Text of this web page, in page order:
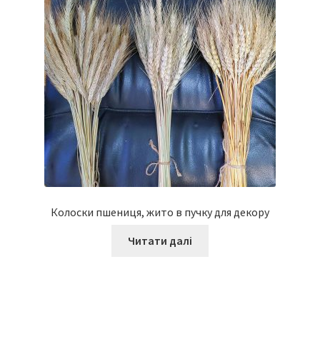
Колоски пшениця, жито в пучку для декору
Читати далі